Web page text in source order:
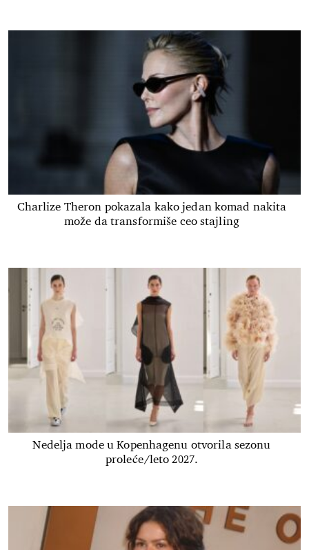
Charlize Theron pokazala kako jedan komad nakita
može da transformiše ceo stajling
Nedelja mode u Kopenhagenu otvorila sezonu
proleće/leto 2027.